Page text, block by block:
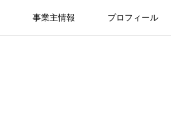
事業主情報 プロフィール